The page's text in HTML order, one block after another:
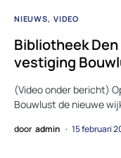
NIEUWS VIDEO
Bibliotheek
vestiging
(Video onder bericht)
Bouwlust de nieuwe
door admin 15 februari